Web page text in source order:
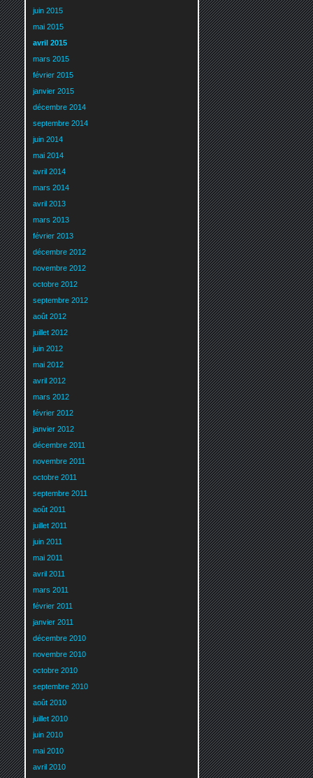
juin 2015
mai 2015
avril 2015
mars 2015
février 2015
janvier 2015
décembre 2014
septembre 2014
juin 2014
mai 2014
avril 2014
mars 2014
avril 2013
mars 2013
février 2013
décembre 2012
novembre 2012
octobre 2012
septembre 2012
août 2012
juillet 2012
juin 2012
mai 2012
avril 2012
mars 2012
février 2012
janvier 2012
décembre 2011
novembre 2011
octobre 2011
septembre 2011
août 2011
juillet 2011
juin 2011
mai 2011
avril 2011
mars 2011
février 2011
janvier 2011
décembre 2010
novembre 2010
octobre 2010
septembre 2010
août 2010
juillet 2010
juin 2010
mai 2010
avril 2010